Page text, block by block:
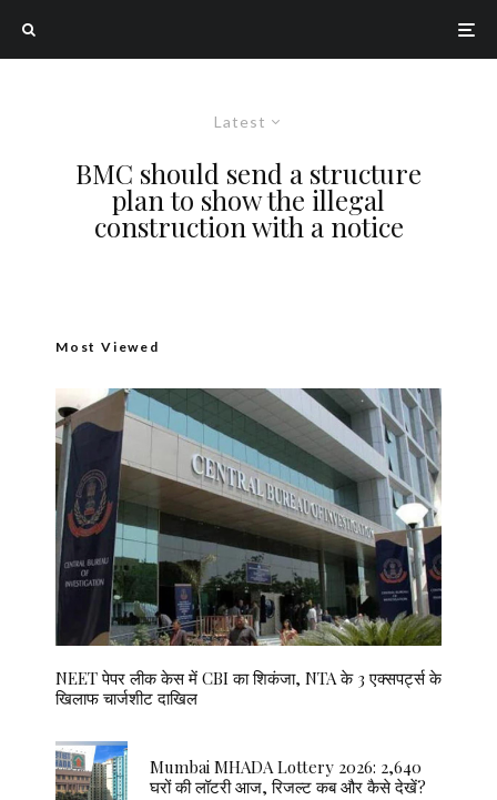
Latest
BMC should send a structure
plan to show the illegal
construction with a notice
Most Viewed
NEET पेपर लीक केस में CBI का शिकंजा, NTA के 3 एक्सपर्ट्स के
खिलाफ चार्जशीट दाखिल
Mumbai MHADA Lottery 2026: 2,640
घरों की लॉटरी आज, रिजल्ट कब और कैसे देखें?